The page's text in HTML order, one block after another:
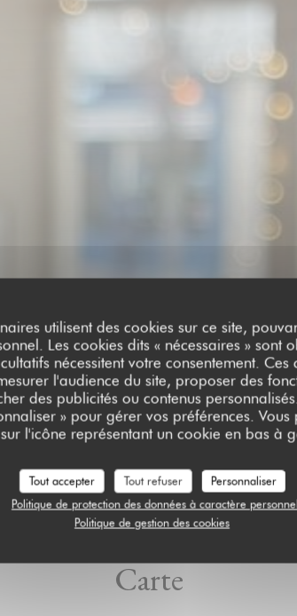
utilisent des cookies sur ce site,
Les cookies dits « nécessaires » sont
nécessitent votre consentement.
l'audience du site, proposer des
des publicités ou contenus
» pour gérer vos préférences.
l'icône représentant un cookie en bas à
Tout accepter Tout refuser
Personnaliser
Politique de protection des données à caractère personnel
Politique de gestion des cookies
Carte